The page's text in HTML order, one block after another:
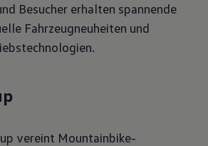
Besucher erhalten spannende
Fahrzeugneuheiten und
vereint Mountainbike-